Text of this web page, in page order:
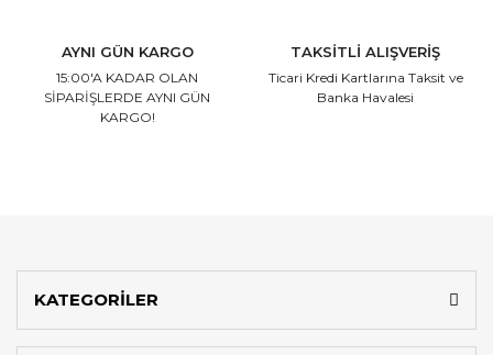
AYNI GÜN KARGO
15:00'A KADAR OLAN
SİPARİŞLERDE AYNI GÜN
KARGO!
TAKSİTLİ ALIŞVERİŞ
Ticari Kredi Kartlarına Taksit ve
Banka Havalesi
KATEGORİLER